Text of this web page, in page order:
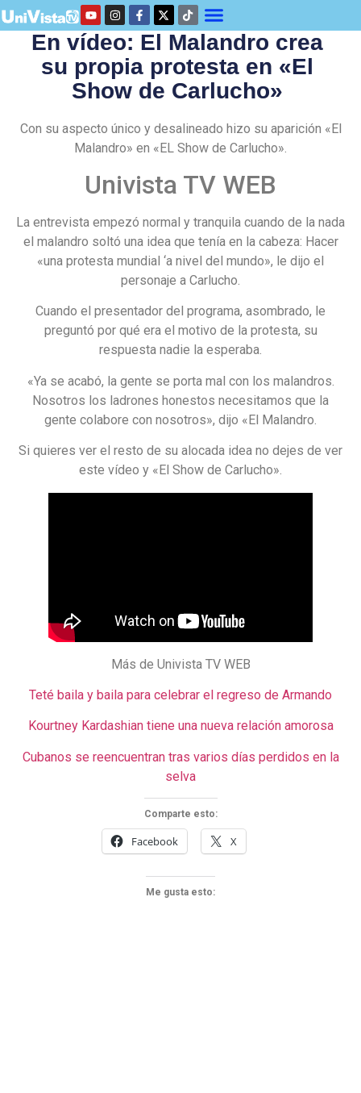
En vídeo: El Malandro crea
su propia protesta en «El
Show de Carlucho»
Con su aspecto único y desalineado hizo su aparición «El
Malandro» en «EL Show de Carlucho».
Univista TV WEB
La entrevista empezó normal y tranquila cuando de la nada
el malandro soltó una idea que tenía en la cabeza: Hacer
«una protesta mundial ‘a nivel del mundo», le dijo el
personaje a Carlucho.
Cuando el presentador del programa, asombrado, le
preguntó por qué era el motivo de la protesta, su
respuesta nadie la esperaba.
«Ya se acabó, la gente se porta mal con los malandros.
Nosotros los ladrones honestos necesitamos que la
gente colabore con nosotros», dijo «El Malandro.
Si quieres ver el resto de su alocada idea no dejes de ver
este vídeo y «El Show de Carlucho».
Más de Univista TV WEB
Teté baila y baila para celebrar el regreso de Armando
Kourtney Kardashian tiene una nueva relación amorosa
Cubanos se reencuentran tras varios días perdidos en la
selva
Comparte esto:
Facebook X
Me gusta esto: